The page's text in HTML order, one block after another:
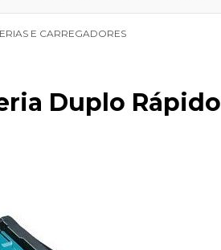
E CARREGADORES
Duplo